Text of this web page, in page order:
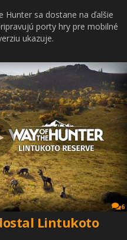
Hunter sa dostane na ďalšie
porty hry pre mobilné
ukazuje.
6
Lintukoto